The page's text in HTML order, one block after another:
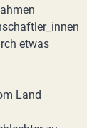
etwas
Land